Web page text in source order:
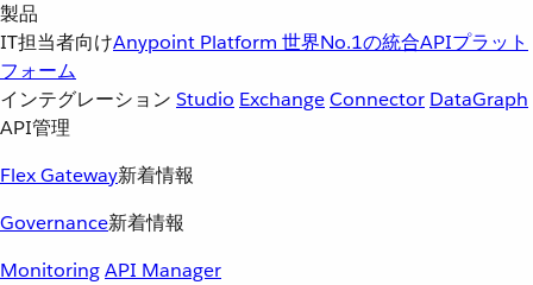
製品
IT担当者向けAnypoint Platform 世界No.1の統合APIプラット
フォーム
インテグレーション Studio ExchangeConnector DataGraph
API管理
Flex Gateway新着情報
Governance新着情報
MonitoringAPI Manager